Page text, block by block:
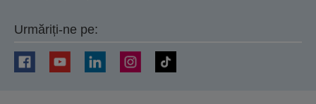
Urmăriți-ne pe: